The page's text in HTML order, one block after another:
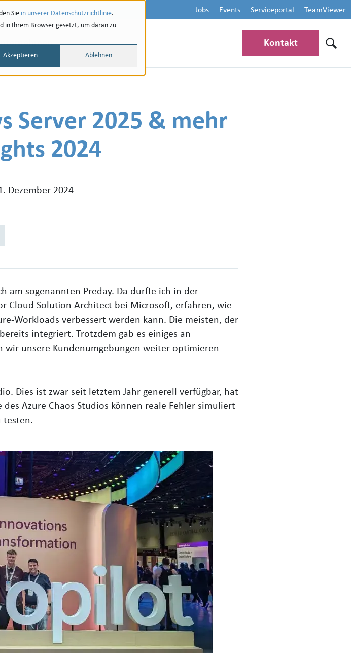
Sie in unserer Datenschutzrichtlinie.
in Ihrem Browser gesetzt, um daran zu
Akzeptieren Ablehnen
Blog
Jobs Events Serviceportal TeamViewer
Kontakt
Server 2025 & mehr
2024
Dezember 2024
am sogenannten Preday. Da durfte ich in der
Cloud Solution Architect bei Microsoft, erfahren, wie
Workloads verbessert werden kann. Die meisten, der
integriert. Trotzdem gab es einiges an
unsere Kundenumgebungen weiter optimieren
Dies ist zwar seit letztem Jahr generell verfügbar, hat
Azure Chaos Studios können reale Fehler simuliert
testen.